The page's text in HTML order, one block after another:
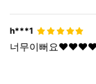
h***1
너무이뻐요